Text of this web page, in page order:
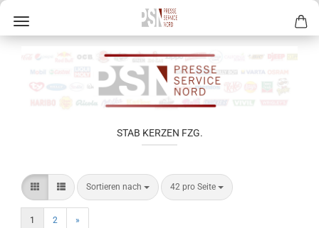
STAB KERZEN FZG.
Sortieren nach 42 pro Seite
1 2 »